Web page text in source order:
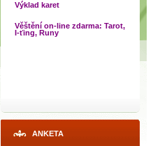
Výklad karet
Věštění on-line zdarma: Tarot,
I-ťing, Runy
ANKETA